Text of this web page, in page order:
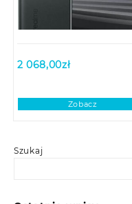
Szukaj
2 068,00zł
Zobacz